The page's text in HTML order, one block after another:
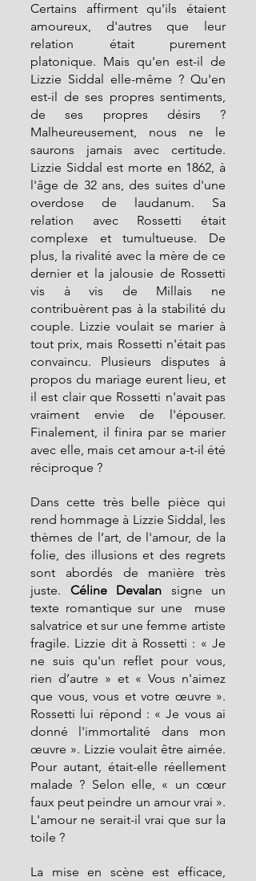
Certains affirment qu'ils étaient
amoureux, d'autres que leur
relation était purement
platonique. Mais qu'en est-il de
Lizzie Siddal elle-même ? Qu'en
est-il de ses propres sentiments,
de ses propres désirs ?
Malheureusement, nous ne le
saurons jamais avec certitude.
Lizzie Siddal est morte en 1862, à
l'âge de 32 ans, des suites d'une
overdose de laudanum. Sa
relation avec Rossetti était
complexe et tumultueuse. De
plus, la rivalité avec la mère de ce
dernier et la jalousie de Rossetti
vis à vis de Millais ne
contribuèrent pas à la stabilité du
couple. Lizzie voulait se marier à
tout prix, mais Rossetti n'était pas
convaincu. Plusieurs disputes à
propos du mariage eurent lieu, et
il est clair que Rossetti n'avait pas
vraiment envie de l'épouser.
Finalement, il finira par se marier
avec elle, mais cet amour a-t-il été
réciproque ?
Dans cette très belle pièce qui
rend hommage à Lizzie Siddal, les
thèmes de l’art, de l'amour, de la
folie, des illusions et des regrets
sont abordés de manière très
juste. Céline Devalan signe un
texte romantique sur une  muse
salvatrice et sur une femme artiste
fragile. Lizzie dit à Rossetti : « Je
ne suis qu'un reflet pour vous,
rien d’autre » et « Vous n'aimez
que vous, vous et votre œuvre ».
Rossetti lui répond : « Je vous ai
donné l'immortalité dans mon
œuvre ». Lizzie voulait être aimée.
Pour autant, était-elle réellement
malade ? Selon elle, « un cœur
faux peut peindre un amour vrai ».
L'amour ne serait-il vrai que sur la
toile ?
La mise en scène est efficace,